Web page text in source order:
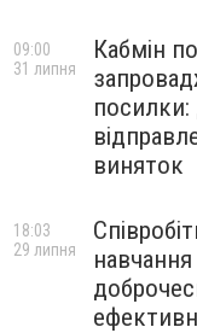
Кабмін
посилки:
виняток
09:00
31 липня
18:03
29 липня